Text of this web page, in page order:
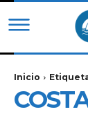
Inicio